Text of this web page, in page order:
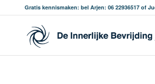
Gratis kennismaken: bel Arjen: 06 22936517 of